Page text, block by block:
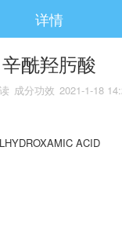
详情
辛酰羟肟酸
成分功效 2021-1-18
ACID